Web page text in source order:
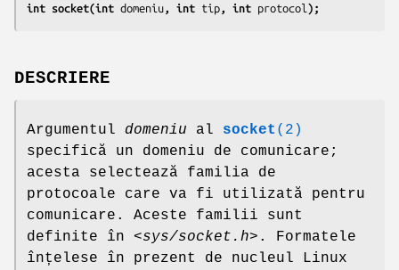
int socket(int domeniu , int tip , int protocol );
DESCRIERE
Argumentul domeniu al socket (2)
specifică un domeniu de comunicare;
acesta selectează familia de
protocoale care va fi utilizată pentru
comunicare. Aceste familii sunt
definite în <sys/socket.h> . Formatele
înțelese în prezent de nucleul Linux